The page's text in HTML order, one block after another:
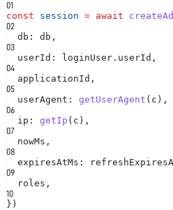
01
const session = await
02
db: db,
03
userId: loginUser.userId,
04
applicationId,
05
userAgent: getUserAgent (c),
06
ip: getIp (c),
07
nowMs,
08
expiresAtMs:
09
roles,
10
})